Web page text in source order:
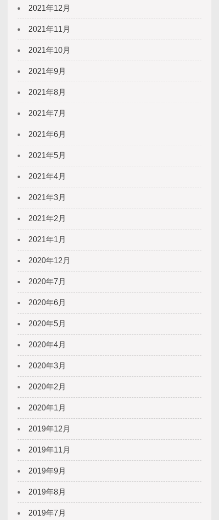
2021年12月
2021年11月
2021年10月
2021年9月
2021年8月
2021年7月
2021年6月
2021年5月
2021年4月
2021年3月
2021年2月
2021年1月
2020年12月
2020年7月
2020年6月
2020年5月
2020年4月
2020年3月
2020年2月
2020年1月
2019年12月
2019年11月
2019年9月
2019年8月
2019年7月